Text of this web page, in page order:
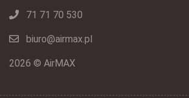
71 71 70 530
biuro@airmax.pl
2026 © AirMAX